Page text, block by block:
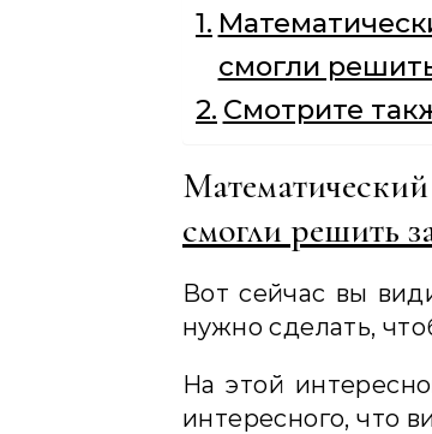
смогли
Смотрите
смогли решить
Вот сейчас вы
нужно сделать,
На этой
интересного, что